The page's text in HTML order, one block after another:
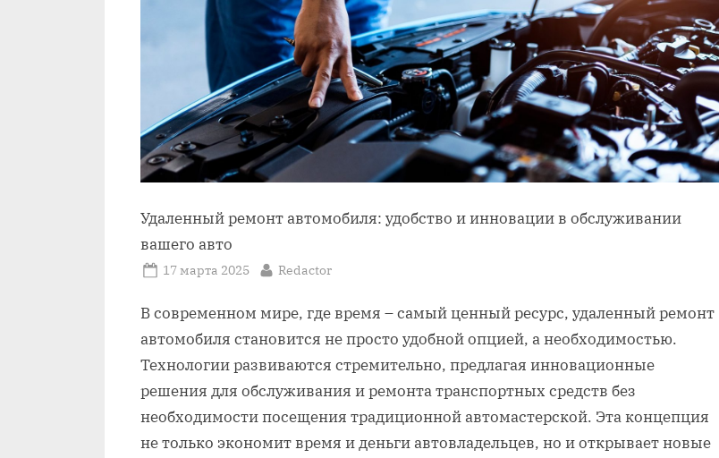
Удаленный ремонт автомобиля: удобство и инновации в обслуживании
вашего авто
Posted
17 марта 2025 By
Redactor
В современном мире‚ где время – самый ценный ресурс‚ удаленный ремонт
автомобиля становится не просто удобной опцией‚ а необходимостью.
Технологии развиваются стремительно‚ предлагая инновационные
решения для обслуживания и ремонта транспортных средств без
необходимости посещения традиционной автомастерской. Эта концепция
не только экономит время и деньги автовладельцев‚ но и открывает новые